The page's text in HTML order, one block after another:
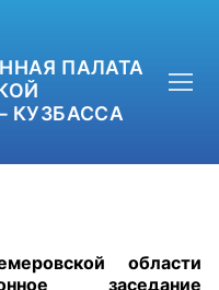
ПАЛАТА
КУЗБАССА
40
области
заседание